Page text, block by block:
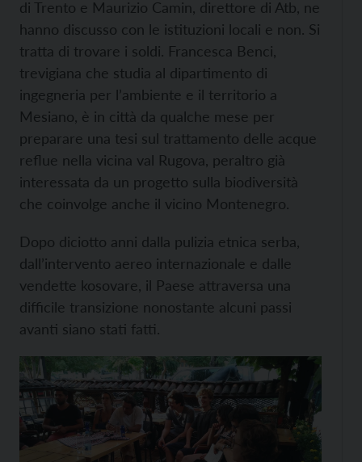
di Trento e Maurizio Camin, direttore di Atb, ne
hanno discusso con le istituzioni locali e non. Si
tratta di trovare i soldi. Francesca Benci,
trevigiana che studia al dipartimento di
ingegneria per l’ambiente e il territorio a
Mesiano, è in città da qualche mese per
preparare una tesi sul trattamento delle acque
reflue nella vicina val Rugova, peraltro già
interessata da un progetto sulla biodiversità
che coinvolge anche il vicino Montenegro.
Dopo diciotto anni dalla pulizia etnica serba,
dall’intervento aereo internazionale e dalle
vendette kosovare, il Paese attraversa una
difficile transizione nonostante alcuni passi
avanti siano stati fatti.